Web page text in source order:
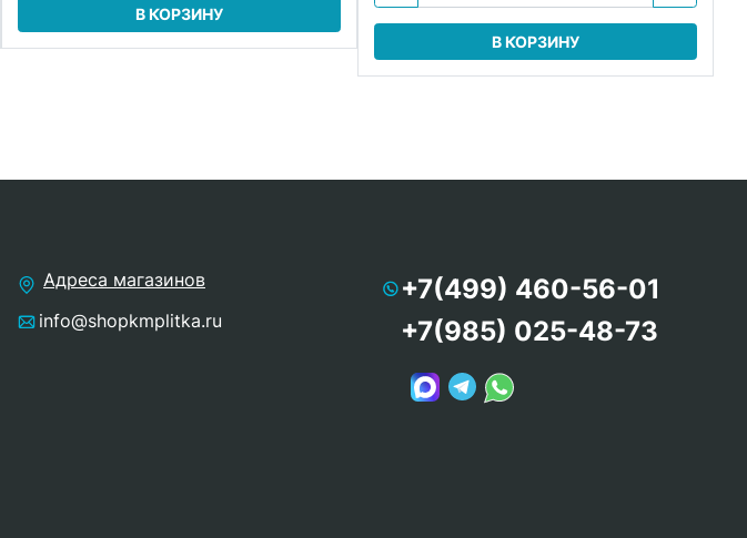
В КОРЗИНУ
В КОРЗИНУ
Адреса магазинов
info@shopkmplitka.ru
+7(499) 460-56-01
+7(985) 025-48-73